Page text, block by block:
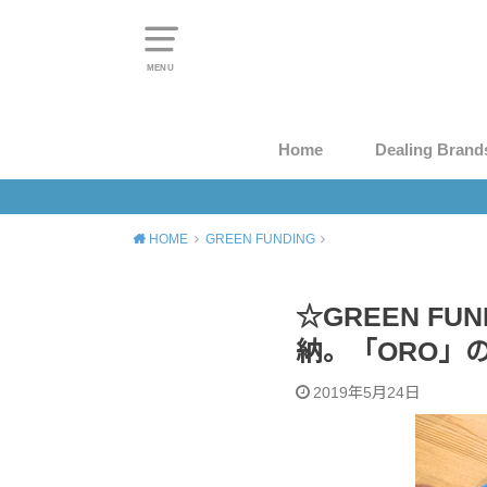
MENU
Home Dealing
HOME GREEN FUNDING
☆GREEN
納。「ORO」
2019年5月24日